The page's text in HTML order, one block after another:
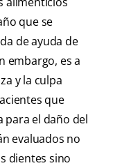
que se
de ayuda de
embargo, es a
y la culpa
que
el daño del
evaluados no
dientes sino